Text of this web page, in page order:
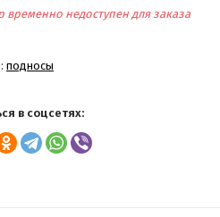
временно недоступен для заказа
подносы
в соцсетях: